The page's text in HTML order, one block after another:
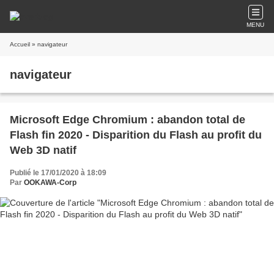
MENU
Accueil » navigateur
navigateur
Microsoft Edge Chromium : abandon total de
Flash fin 2020 - Disparition du Flash au profit du
Web 3D natif
Publié le 17/01/2020 à 18:09
Par OOKAWA-Corp